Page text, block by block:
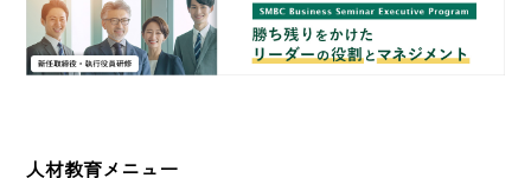
人材教育メニュー